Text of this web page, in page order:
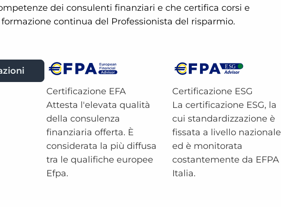
dei consulenti finanziari e che certifica corsi e
continua del Professionista del risparmio.
Certificazione EFA
Attesta l'elevata qualità
della consulenza
finanziaria offerta. È
considerata la più diffusa
tra le qualifiche europee
Efpa.
Certificazione ESG
La certificazione ESG, la
cui standardizzazione è
fissata a livello nazionale
ed è monitorata
costantemente da EFPA
Italia.